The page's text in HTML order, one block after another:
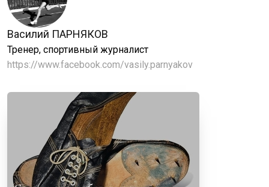
Василий ПАРНЯКОВ
Тренер, спортивный журналист
https://www.facebook.com/vasily.parnyakov